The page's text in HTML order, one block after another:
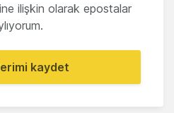
ilişkin olarak epostalar
kaydet